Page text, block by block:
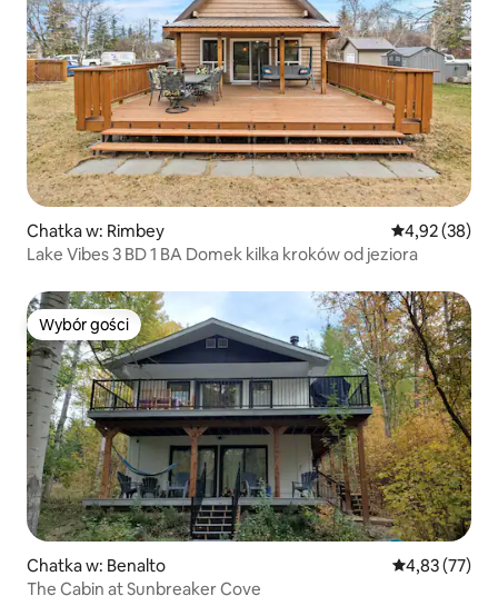
Chatka w: Rimbey Średnia
4,92 (38)
Lake Vibes 3 BD 1 BA Domek kilka kroków od jeziora
Wybór gości
Wybór gości
Chatka w: Benalto Średnia
4,83 (77)
The Cabin at Sunbreaker Cove